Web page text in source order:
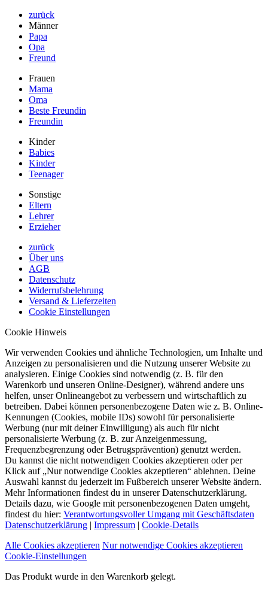
zurück
Männer
Papa
Opa
Freund
Frauen
Mama
Oma
Beste Freundin
Freundin
Kinder
Babies
Kinder
Teenager
Sonstige
Eltern
Lehrer
Erzieher
zurück
Über uns
AGB
Datenschutz
Widerrufsbelehrung
Versand & Lieferzeiten
Cookie Einstellungen
Cookie Hinweis
Wir verwenden Cookies und ähnliche Technologien, um Inhalte und
Anzeigen zu personalisieren und die Nutzung unserer Website zu
analysieren. Einige Cookies sind notwendig (z. B. für den
Warenkorb und unseren Online-Designer), während andere uns
helfen, unser Onlineangebot zu verbessern und wirtschaftlich zu
betreiben. Dabei können personenbezogene Daten wie z. B. Online-
Kennungen (Cookies, mobile IDs) sowohl für personalisierte
Werbung (nur mit deiner Einwilligung) als auch für nicht
personalisierte Werbung (z. B. zur Anzeigenmessung,
Frequenzbegrenzung oder Betrugsprävention) genutzt werden.
Du kannst die nicht notwendigen Cookies akzeptieren oder per
Klick auf „Nur notwendige Cookies akzeptieren“ ablehnen. Deine
Auswahl kannst du jederzeit im Fußbereich unserer Website ändern.
Mehr Informationen findest du in unserer Datenschutzerklärung.
Details dazu, wie Google mit personenbezogenen Daten umgeht,
findest du hier: Verantwortungsvoller Umgang mit Geschäftsdaten
Datenschutzerklärung | Impressum | Cookie-Details
Alle Cookies akzeptieren Nur notwendige Cookies akzeptieren
Cookie-Einstellungen
Das Produkt wurde in den Warenkorb gelegt.